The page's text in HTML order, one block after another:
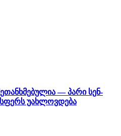
— პარი სენ-
უახლოვდება